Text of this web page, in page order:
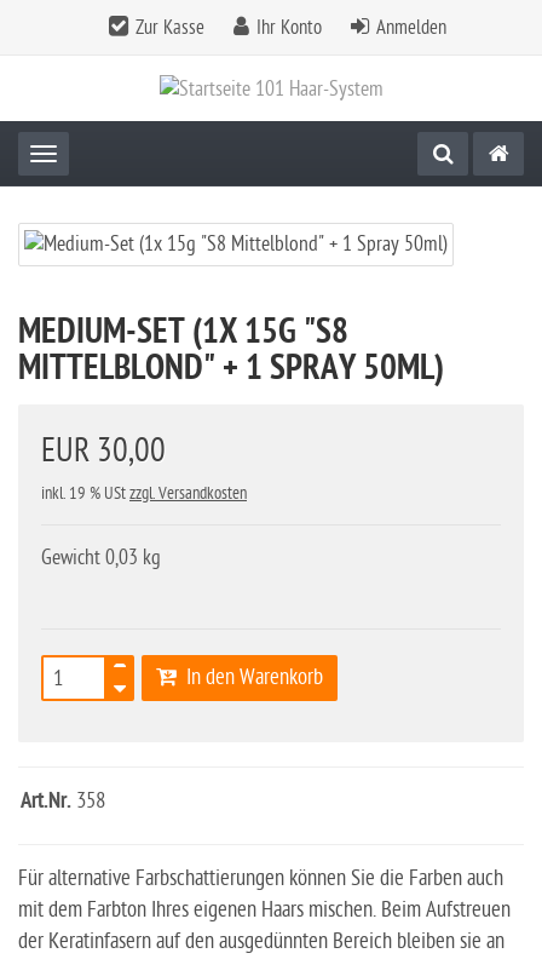
Zur Kasse Ihr Konto Anmelden
Toggle navigation
MEDIUM-SET (1X 15G "S8
MITTELBLOND" + 1 SPRAY 50ML)
EUR 30,00
inkl. 19 % UStzzgl. Versandkosten
Gewicht 0,03 kg
In den Warenkorb
Art.Nr. 358
Für alternative Farbschattierungen können Sie die Farben auch
mit dem Farbton Ihres eigenen Haars mischen. Beim Aufstreuen
der Keratinfasern auf den ausgedünnten Bereich bleiben sie an